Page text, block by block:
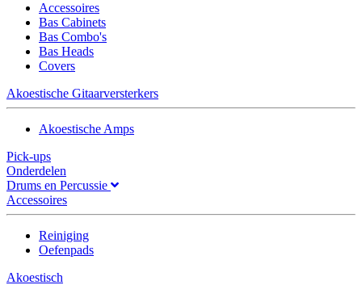
Accessoires
Bas Cabinets
Bas Combo's
Bas Heads
Covers
Akoestische Gitaarversterkers
Akoestische Amps
Pick-ups
Onderdelen
Drums en Percussie
Accessoires
Reiniging
Oefenpads
Akoestisch